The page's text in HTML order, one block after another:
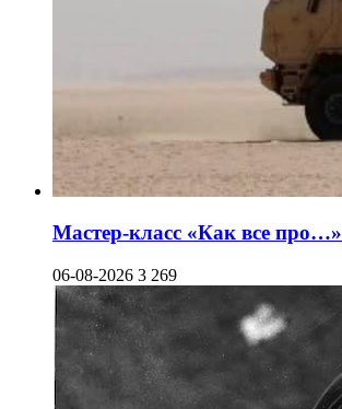
Мастер-класс «Как все про…»
06-08-2026 3 269